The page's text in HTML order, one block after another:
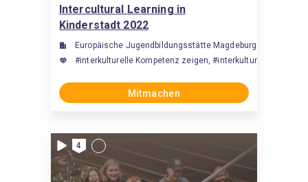
Intercultural Learning in
Kinderstadt 2022
Europäische Jugendbildungsstätte Magdeburg (EJBM)
#interkulturelle Kompetenz zeigen, #interkulturelles
Mitmachen
4